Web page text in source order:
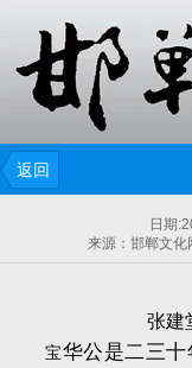
返回
日期:
来源：邯郸文
张建
宝华公是二三